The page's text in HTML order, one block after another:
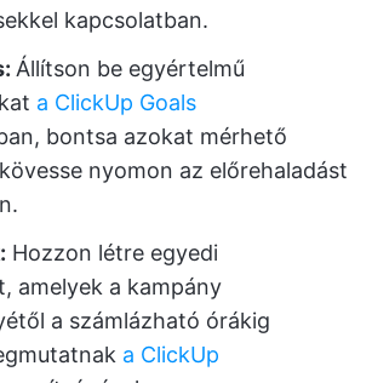
kapcsolatban.
Állítson be egyértelmű
a ClickUp Goals
bontsa azokat mérhető
nyomon az előrehaladást
Hozzon létre egyedi
amelyek a kampány
a számlázható órákig
a ClickUp